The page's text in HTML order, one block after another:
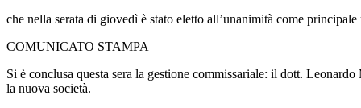
che nella serata di giovedì è stato eletto all’unanimità come
COMUNICATO STAMPA
Si è conclusa questa sera la gestione commissariale: il dott.
la nuova società.